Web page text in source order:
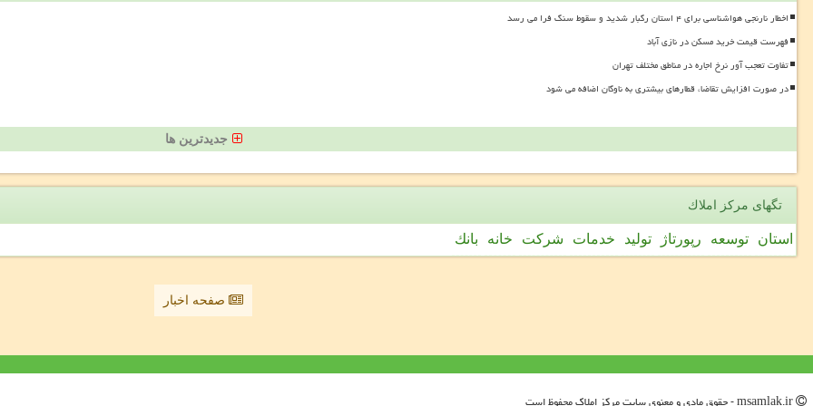
اخطار نارنجی هواشناسی برای ۴ استان رگبار شدید و سقوط سنگ فرا می رسد
فهرست قیمت خرید مسکن در نازی آباد
تفاوت تعجب آور نرخ اجاره در مناطق مختلف تهران
در صورت افزایش تقاضا، قطارهای بیشتری به ناوگان اضافه می شود
جدیدترین ها
تگهای مركز املاك
استان توسعه رپورتاژ تولید خدمات شركت خانه بانك
صفحه اخبار